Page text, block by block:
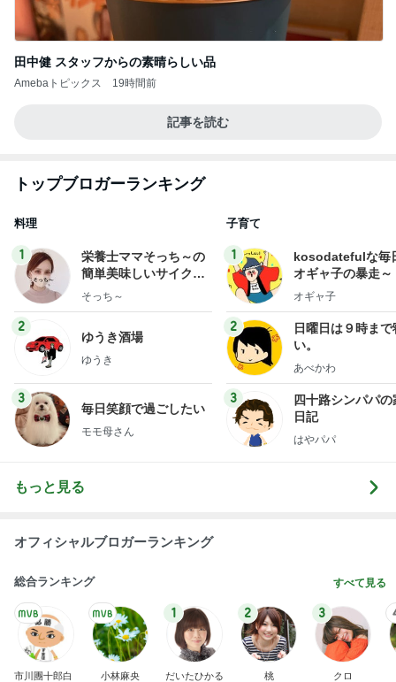
田中健 スタッフからの素晴らしい品
Amebaトピックス 19時間前
記事を読む
トップブロガーランキング
料理
1
栄養士ママそっち～の
簡単美味しいサイクル
献立
そっち～
2
ゆうき酒場
ゆうき
3
毎日笑顔で過ごしたい
モモ母さん
子育て
1
kosodatefulな毎
オギャ子の暴走～
オギャ子
2
日曜日は９時まで
い。
あべかわ
3
四十路シンパパの
日記
はやパパ
もっと見る
オフィシャルブロガーランキング
総合ランキング すべて見る
市川團十郎白 小林麻央
1
だいたひかる
2
桃
3
クロ